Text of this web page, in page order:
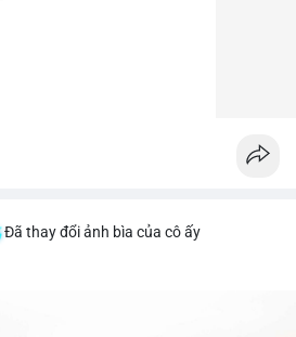
Đã thay đổi ảnh bìa của cô ấy